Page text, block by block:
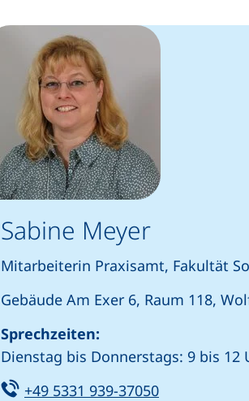
Sabine Meyer
Mitarbeiterin Praxisamt, Fakultät
Gebäude Am Exer 6, Raum 118,
Sprechzeiten:
Dienstag bis Donnerstags: 9 bis 12
Tel:
+49 5331 939-37050(startet